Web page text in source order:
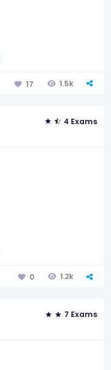
17 1.5k
4 Exams
0 1.2k
7 Exams